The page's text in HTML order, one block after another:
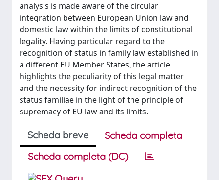
analysis is made aware of the circular
integration between European Union law and
domestic law within the limits of constitutional
legality. Having particular regard to the
recognition of status in family law established in
a different EU Member States, the article
highlights the peculiarity of this legal matter
and the necessity for indirect recognition of the
status familiae in the light of the principle of
supremacy of EU law and its limits.
Scheda breve
Scheda completa
Scheda completa (DC)